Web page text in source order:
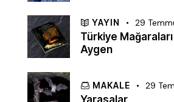
YAYIN 29
Türkiye
Aygen
MAKALE 29
Yarasalar